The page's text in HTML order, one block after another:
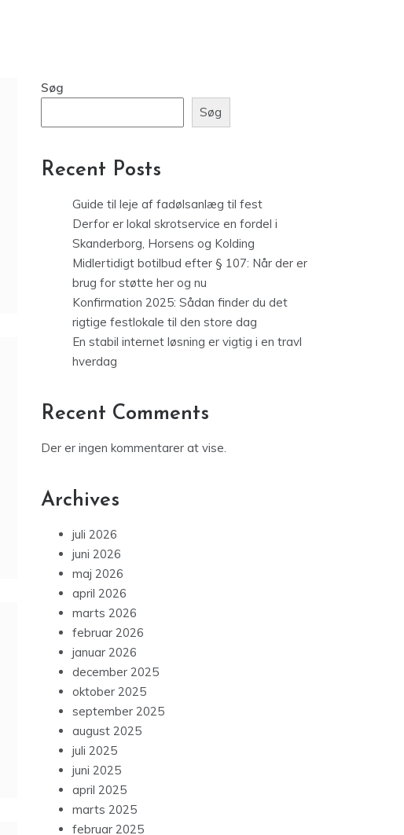
Søg
Søg
Recent Posts
Guide til leje af fadølsanlæg til fest
Derfor er lokal skrotservice en fordel i
Skanderborg, Horsens og Kolding
Midlertidigt botilbud efter § 107: Når der er
brug for støtte her og nu
Konfirmation 2025: Sådan finder du det
rigtige festlokale til den store dag
En stabil internet løsning er vigtig i en travl
hverdag
Recent Comments
Der er ingen kommentarer at vise.
Archives
juli 2026
juni 2026
maj 2026
april 2026
marts 2026
februar 2026
januar 2026
december 2025
oktober 2025
september 2025
august 2025
juli 2025
juni 2025
april 2025
marts 2025
februar 2025